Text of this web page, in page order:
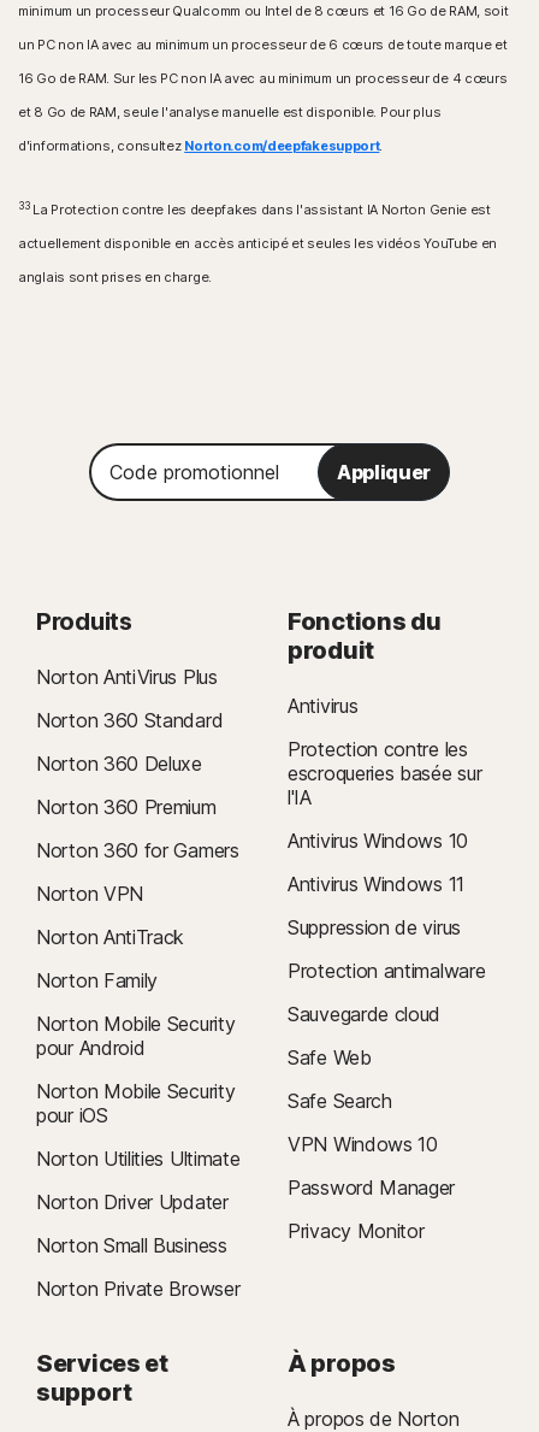
minimum un processeur Qualcomm ou Intel de 8 cœurs et 16 Go de RAM, soit
un PC non IA avec au minimum un processeur de 6 cœurs de toute marque et
16 Go de RAM. Sur les PC non IA avec au minimum un processeur de 4 cœurs
et 8 Go de RAM, seule l'analyse manuelle est disponible. Pour plus
d'informations, consultez Norton.com/deepfakesupport.
33La Protection contre les deepfakes dans l'assistant IA Norton Genie est
actuellement disponible en accès anticipé et seules les vidéos YouTube en
anglais sont prises en charge.
Code
promotionnel
Appliquer
Produits
Norton AntiVirus Plus
Norton 360 Standard
Norton 360 Deluxe
Norton 360 Premium
Norton 360 for Gamers
Norton VPN
Norton AntiTrack
Norton Family
Norton Mobile Security
pour Android
Norton Mobile Security
pour iOS
Norton Utilities Ultimate
Norton Driver Updater
Norton Small Business
Norton Private Browser
Fonctions du
produit
Antivirus
Protection contre les
escroqueries basée sur
l'IA
Antivirus Windows 10
Antivirus Windows 11
Suppression de virus
Protection antimalware
Sauvegarde cloud
Safe Web
Safe Search
VPN Windows 10
Password Manager
Privacy Monitor
Services et
support
À propos
À propos de Norton